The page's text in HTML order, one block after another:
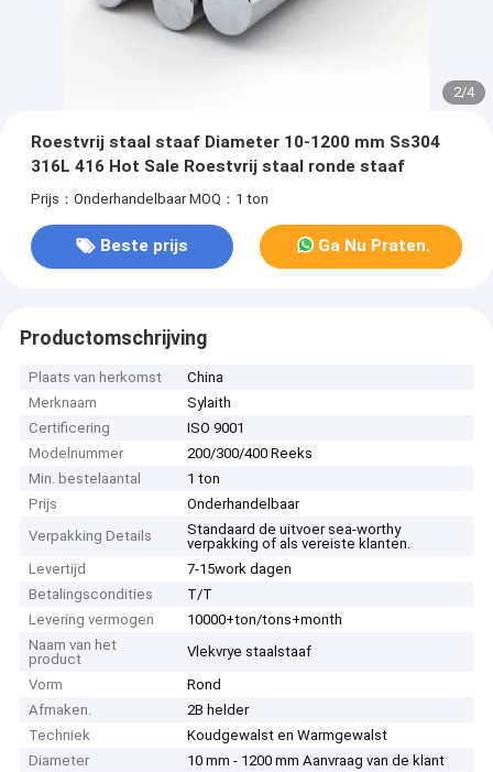
2/4
Roestvrij staal staaf Diameter 10-1200 mm Ss304
316L 416 Hot Sale Roestvrij staal ronde staaf
Prijs：Onderhandelbaar MOQ：1 ton
Beste prijs Ga Nu Praten.
Productomschrijving
Plaats van herkomst
China
Merknaam
Sylaith
Certificering
ISO 9001
Modelnummer
200/300/400 Reeks
Min. bestelaantal
1 ton
Prijs
Onderhandelbaar
Verpakking Details
Standaard de uitvoer sea-worthy
verpakking of als vereiste klanten.
Levertijd
7-15work dagen
Betalingscondities
T/T
Levering vermogen
10000+ton/tons+month
Naam van het
product
Vlekvrye staalstaaf
Vorm
Rond
Afmaken.
2B helder
Techniek
Koudgewalst en Warmgewalst
Diameter
10 mm - 1200 mm Aanvraag van de klant